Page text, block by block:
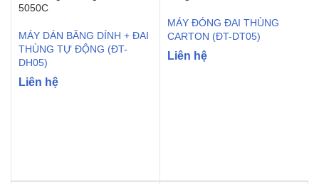
MÁY DÁN BĂNG DÍNH + ĐAI
THÙNG TỰ ĐỘNG (ĐT-
DH05)
Liên hệ
MÁY ĐÓNG ĐAI THÙNG
CARTON (ĐT-DT05)
Liên hệ